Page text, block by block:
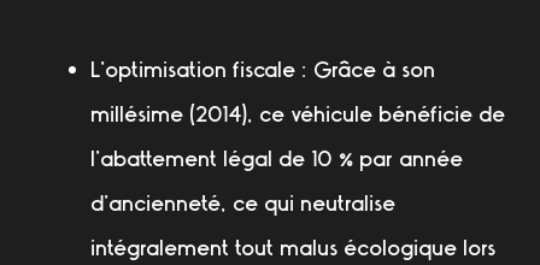
L’optimisation fiscale : Grâce à son
millésime (2014), ce véhicule bénéficie de
l’abattement légal de 10 % par année
d’ancienneté, ce qui neutralise
intégralement tout malus écologique lors